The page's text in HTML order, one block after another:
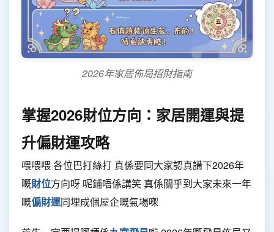
2026年家居佈局招財指南
掌握2026財位方向：家居開運與提
升偏財運攻略
喂喂喂 各位巴打絲打 真係要同大家認真講下2026年
嘅財位方向呀 呢鋪唔係講笑 真係關乎到大家未來一年
嘅偏財運同埋成個屋企嘅氣場㗎